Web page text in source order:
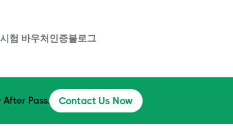
시험 바우처 인증블로그
After Pass. Contact Us Now